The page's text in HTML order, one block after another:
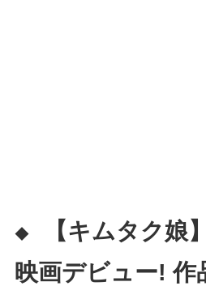
◆
【キムタク娘
映画デビュー! 作